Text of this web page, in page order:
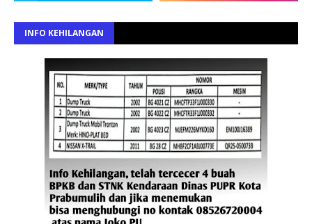
INFO KEHILANGAN